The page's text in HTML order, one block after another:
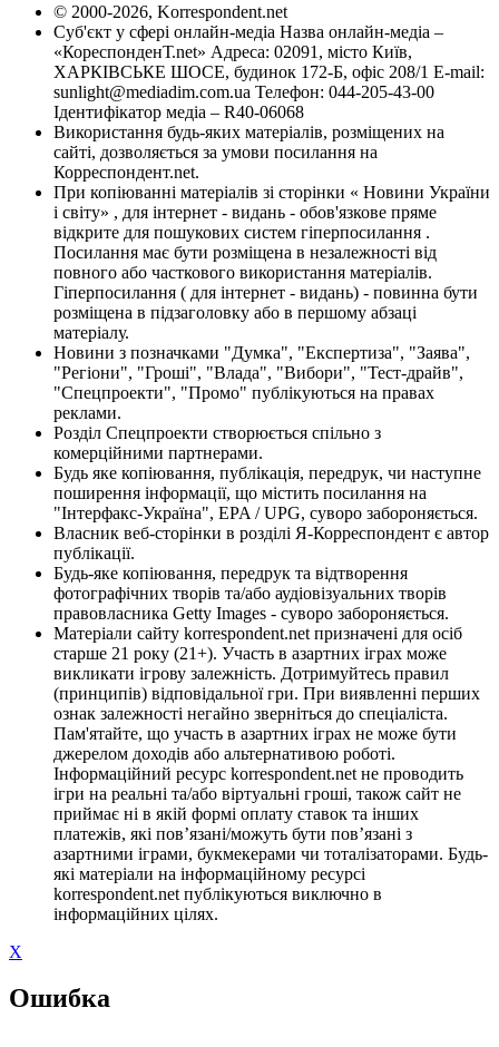
© 2000-2026, Korrespondent.net
Суб'єкт у сфері онлайн-медіа Назва онлайн-медіа –
«КореспонденТ.net» Адреса: 02091, місто Київ,
ХАРКІВСЬКЕ ШОСЕ, будинок 172-Б, офіс 208/1 E-mail:
sunlight@mediadim.com.ua Телефон: 044-205-43-00
Ідентифікатор медіа – R40-06068
Використання будь-яких матеріалів, розміщених на
сайті, дозволяється за умови посилання на
Корреспондент.net.
При копіюванні матеріалів зі сторінки « Новини України
і світу» , для інтернет - видань - обов'язкове пряме
відкрите для пошукових систем гіперпосилання .
Посилання має бути розміщена в незалежності від
повного або часткового використання матеріалів.
Гіперпосилання ( для інтернет - видань) - повинна бути
розміщена в підзаголовку або в першому абзаці
матеріалу.
Новини з позначками "Думка", "Експертиза", "Заява",
"Регіони", "Гроші", "Влада", "Вибори", "Тест-драйв",
"Спецпроекти", "Промо" публікуються на правах
реклами.
Розділ Спецпроекти створюється спільно з
комерційними партнерами.
Будь яке копіювання, публікація, передрук, чи наступне
поширення інформації, що містить посилання на
"Інтерфакс-Україна", EPA / UPG, суворо забороняється.
Власник веб-сторінки в розділі Я-Корреспондент є автор
публікації.
Будь-яке копіювання, передрук та відтворення
фотографічних творів та/або аудіовізуальних творів
правовласника Getty Images - суворо забороняється.
Матеріали сайту korrespondent.net призначені для осіб
старше 21 року (21+). Участь в азартних іграх може
викликати ігрову залежність. Дотримуйтесь правил
(принципів) відповідальної гри. При виявленні перших
ознак залежності негайно зверніться до спеціаліста.
Пам'ятайте, що участь в азартних іграх не може бути
джерелом доходів або альтернативою роботі.
Інформаційний ресурс korrespondent.net не проводить
ігри на реальні та/або віртуальні гроші, також сайт не
приймає ні в якій формі оплату ставок та інших
платежів, які пов’язані/можуть бути пов’язані з
азартними іграми, букмекерами чи тоталізаторами. Будь-
які матеріали на інформаційному ресурсі
korrespondent.net публікуються виключно в
інформаційних цілях.
X
Ошибка